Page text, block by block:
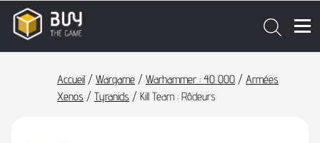
Accueil / Wargame / Warhammer : 40 000 / Armées
Xenos / Tyranids / Kill Team : Rôdeurs